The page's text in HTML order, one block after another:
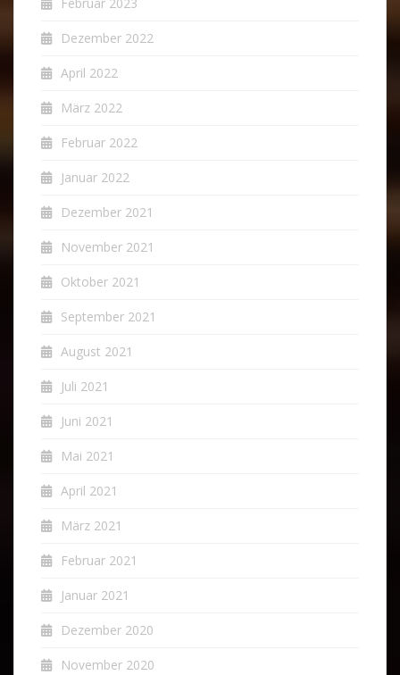
Dezember 2022
April 2022
März 2022
Februar 2022
Januar 2022
Dezember 2021
November 2021
Oktober 2021
September 2021
August 2021
Juli 2021
Juni 2021
Mai 2021
April 2021
März 2021
Februar 2021
Januar 2021
Dezember 2020
November 2020